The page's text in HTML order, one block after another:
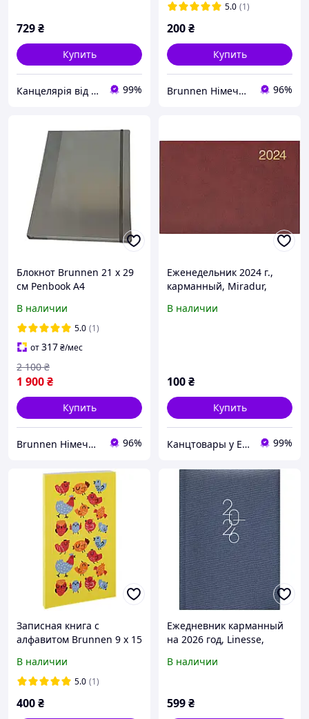
729₴
Купить
Канцелярія від А до Я / 🤓 якісно та швидко 🤓 99%
5.0 (1)
200₴
Купить
Brunnen Німеччина, шкільні та канцелярські товари 96%
Блокнот Brunnen 21 х 29
см Penbook А4
В наличии
5.0 (1)
от317₴/мес
1 900₴
2 100 ₴
Купить
Brunnen Німеччина, шкільні та канцелярські товари 96%
Еженедельник 2024 г.,
карманный, Miradur,
Brunnen
В наличии
100₴
Купить
Канцтовары у Евдокии "uEvdoki" 99%
Записная книга с
алфавитом Brunnen 9 x 15
В наличии
5.0 (1)
400₴
Ежедневник карманный
на 2026 год, Linesse,
73-736 69 836
В наличии
599₴